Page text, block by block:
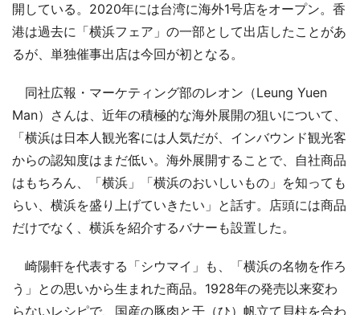
開している。2020年には台湾に海外1号店をオープン。香
港は過去に「横浜フェア」の一部として出店したことがあ
るが、単独催事出店は今回が初となる。
同社広報・マーケティング部のレオン（Leung Yuen
Man）さんは、近年の積極的な海外展開の狙いについて、
「横浜は日本人観光客には人気だが、インバウンド観光客
からの認知度はまだ低い。海外展開することで、自社商品
はもちろん、「横浜」「横浜のおいしいもの」を知っても
らい、横浜を盛り上げていきたい」と話す。店頭には商品
だけでなく、横浜を紹介するバナーも設置した。
崎陽軒を代表する「シウマイ」も、「横浜の名物を作ろ
う」との思いから生まれた商品。1928年の発売以来変わ
らないレシピで、国産の豚肉と干（ひ）帆立て貝柱を合わ